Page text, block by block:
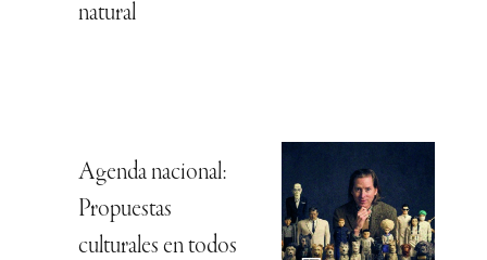
natural
Agenda nacional:
Propuestas
culturales en todos